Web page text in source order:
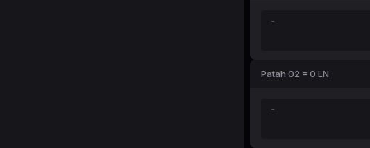
Patah 02 = 0 LN